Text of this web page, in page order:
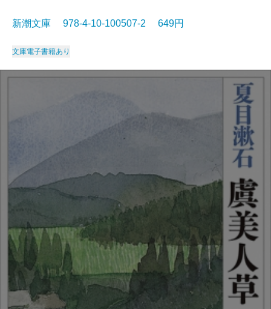
新潮文庫 978-4-10-100507-2 649円
文庫電子書籍あり